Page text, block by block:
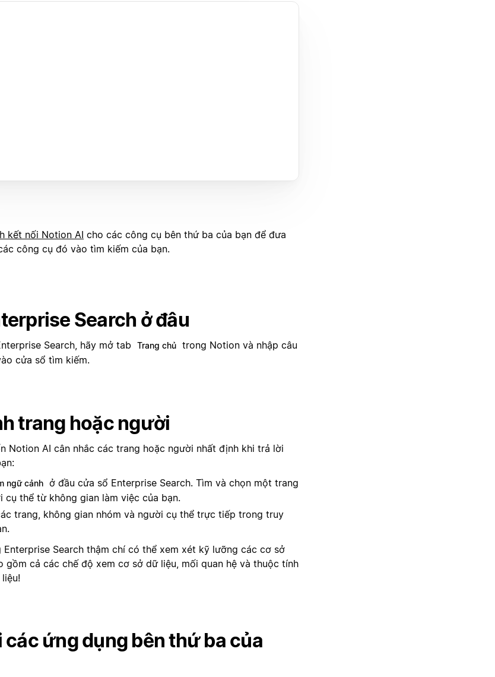
kết nối Notion AI cho các công cụ bên thứ ba của bạn để đưa
công cụ đó vào tìm kiếm của bạn.
Search ở đâu
Search, hãy mở tab Trang chủ trong Notion và nhập câu
cửa sổ tìm kiếm.
trang hoặc người
Notion AI cân nhắc các trang hoặc người nhất định khi trả lời
ngữ cảnh ở đầu cửa sổ Enterprise Search. Tìm và chọn một trang
cụ thể từ không gian làm việc của bạn.
trang, không gian nhóm và người cụ thể trực tiếp trong truy
Enterprise Search thậm chí có thể xem xét kỹ lưỡng các cơ sở
cả các chế độ xem cơ sở dữ liệu, mối quan hệ và thuộc tính
các ứng dụng bên thứ ba của